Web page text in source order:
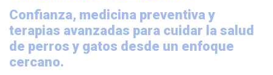
Confianza, medicina preventiva y
terapias avanzadas para cuidar la salud
de perros y gatos desde un enfoque
cercano.